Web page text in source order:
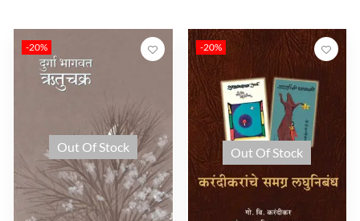
-20%
Out Of Stock
-20%
Out Of Stock